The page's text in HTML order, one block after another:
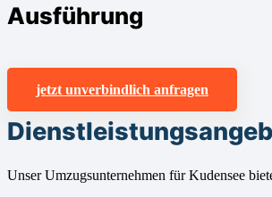
Ausführung
jetzt unverbindlich anfragen
Unser Umzugsunternehmen für Kudensee